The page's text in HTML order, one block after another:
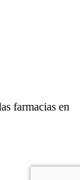
farmacias en